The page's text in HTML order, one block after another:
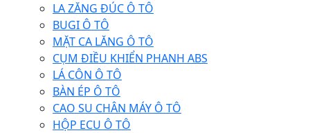
LA ZĂNG ĐÚC Ô TÔ
BUGI Ô TÔ
MẶT CA LĂNG Ô TÔ
CỤM ĐIỀU KHIỂN PHANH ABS
LÁ CÔN Ô TÔ
BÀN ÉP Ô TÔ
CAO SU CHÂN MÁY Ô TÔ
HỘP ECU Ô TÔ